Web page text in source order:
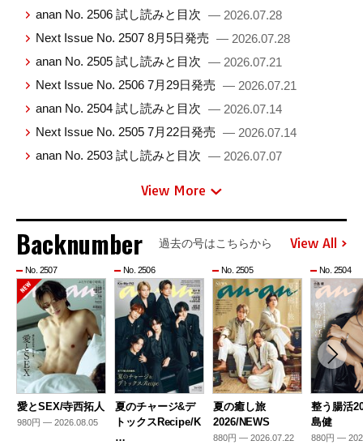
anan No. 2506 試し読みと目次 — 2026.07.28
Next Issue No. 2507 8月5日発売 — 2026.07.28
anan No. 2505 試し読みと目次 — 2026.07.21
Next Issue No. 2506 7月29日発売 — 2026.07.21
anan No. 2504 試し読みと目次 — 2026.07.14
Next Issue No. 2505 7月22日発売 — 2026.07.14
anan No. 2503 試し読みと目次 — 2026.07.07
View More
Backnumber 過去の号はこちらから View All
No. 2507
愛とSEX/寺西拓人
980円 — 2026.08.05
No. 2506
夏のチャージ&デ
トックスRecipe/K
…
No. 2505
夏の癒し旅
2026/NEWS
880円 — 2026.07.22
No. 2504
整う腸活
島健
880円 —